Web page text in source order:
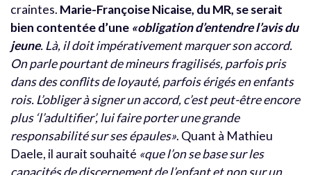
craintes. Marie-Françoise Nicaise, du MR, se serait
bien contentée d’une «obligation d’entendre l’avis du
jeune. Là, il doit impérativement marquer son accord.
On parle pourtant de mineurs fragilisés, parfois pris
dans des conflits de loyauté, parfois érigés en enfants
rois. L’obliger à signer un accord, c’est peut-être encore
plus ‘l’adultifier’, lui faire porter une grande
responsabilité sur ses épaules». Quant à Mathieu
Daele, il aurait souhaité «que l’on se base sur les
capacités de discernement de l’enfant et non sur un